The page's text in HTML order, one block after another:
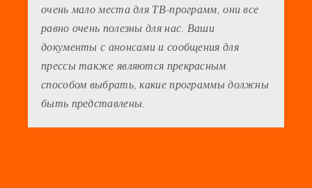
очень мало места для ТВ-программ, они все
равно очень полезны для нас. Ваши
документы с анонсами и сообщения для
прессы также являются прекрасным
способом выбрать, какие программы должны
быть представлены.